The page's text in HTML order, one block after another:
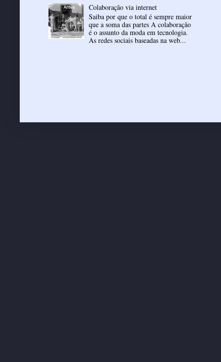
Colaboração via internet
Saiba por que o total é sempre maior
que a soma das partes A colaboração
é o assunto da moda em tecnologia.
As redes sociais baseadas na web...